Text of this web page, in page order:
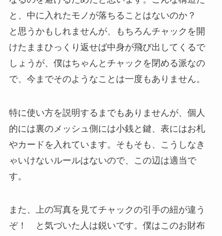
と、中に入れたモノが落ちることはないのか？
と思うかもしれませんが、もちろんチャックを開
けたままひっくり返せば中身が飛び出してくるで
しょうが、僕はちゃんとチャックを閉める派なの
で、今までそのようなことは一度もありません。
特に使い方を説明するまでもありませんが、個人
的には裏のメッシュ側には小銭と鍵、表にはお札
やカードを入れています。そもそも、こうしなき
ゃいけないルールはないので、この辺は適当で
す。
また、上の写真を見てチャックの引手の紐が違う
ぞ！ と気づいた人は鋭いです。僕はこのお財布